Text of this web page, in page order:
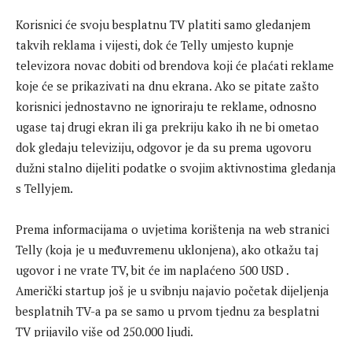
Korisnici će svoju besplatnu TV platiti samo gledanjem
takvih reklama i vijesti, dok će Telly umjesto kupnje
televizora novac dobiti od brendova koji će plaćati reklame
koje će se prikazivati ​​na dnu ekrana. Ako se pitate zašto
korisnici jednostavno ne ignoriraju te reklame, odnosno
ugase taj drugi ekran ili ga prekriju kako ih ne bi ometao
dok gledaju televiziju, odgovor je da su prema ugovoru
dužni stalno dijeliti podatke o svojim aktivnostima gledanja
s Tellyjem.
Prema informacijama o uvjetima korištenja na web stranici
Telly (koja je u međuvremenu uklonjena), ako otkažu taj
ugovor i ne vrate TV, bit će im naplaćeno 500 USD .
Američki startup još je u svibnju najavio početak dijeljenja
besplatnih TV-a pa se samo u prvom tjednu za besplatni
TV prijavilo više od 250.000 ljudi.